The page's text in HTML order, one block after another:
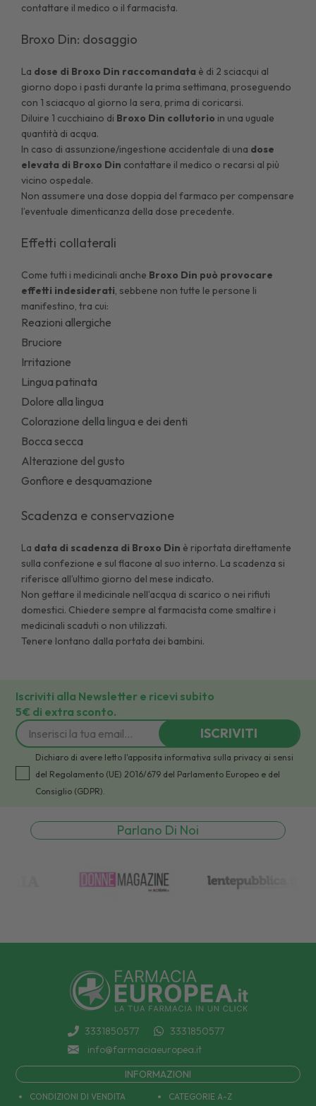
contattare il medico o il farmacista.
Broxo Din: dosaggio
La dose di Broxo Din raccomandata è di 2 sciacqui al
giorno dopo i pasti durante la prima settimana, proseguendo
con 1 sciacquo al giorno la sera, prima di coricarsi.
Diluire 1 cucchiaino di Broxo Din collutorio in una uguale
quantità di acqua.
In caso di assunzione/ingestione accidentale di una dose
elevata di Broxo Din contattare il medico o recarsi al più
vicino ospedale.
Non assumere una dose doppia del farmaco per compensare
l’eventuale dimenticanza della dose precedente.
Effetti collaterali
Come tutti i medicinali anche Broxo Din può provocare
effetti indesiderati, sebbene non tutte le persone li
manifestino, tra cui:
Reazioni allergiche
Bruciore
Irritazione
Lingua patinata
Dolore alla lingua
Colorazione della lingua e dei denti
Bocca secca
Alterazione del gusto
Gonfiore e desquamazione
Scadenza e conservazione
La data di scadenza di Broxo Din è riportata direttamente
sulla confezione e sul flacone al suo interno. La scadenza si
riferisce all’ultimo giorno del mese indicato.
Non gettare il medicinale nell’acqua di scarico o nei rifiuti
domestici. Chiedere sempre al farmacista come smaltire i
medicinali scaduti o non utilizzati.
Tenere lontano dalla portata dei bambini.
Iscriviti alla Newsletter e ricevi subito
5€ di extra sconto.
ISCRIVITI
Dichiaro di avere letto l'apposita informativa sulla privacy ai sensi
del Regolamento (UE) 2016/679 del Parlamento Europeo e del
Consiglio (GDPR).
Parlano Di Noi
3331850577
3331850577
info@farmaciaeuropea.it
INFORMAZIONI
CONDIZIONI DI VENDITA
CATEGORIE A-Z